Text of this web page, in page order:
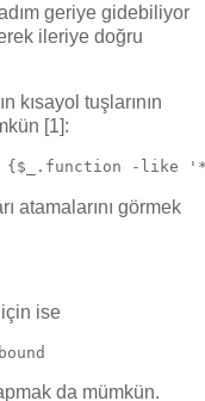
geriye gidebiliyor
ileriye doğru
kısayol tuşlarının
[1]:
| ? {$_.function -
atamalarını görmek
ise
da mümkün.